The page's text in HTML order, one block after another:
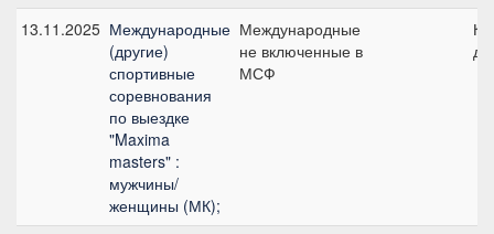
13.11.2025 Международные
(другие)
спортивные
соревнования
по выездке
"Maxima
masters" :
мужчины/
женщины (МК);
Международные
не включенные в
МСФ